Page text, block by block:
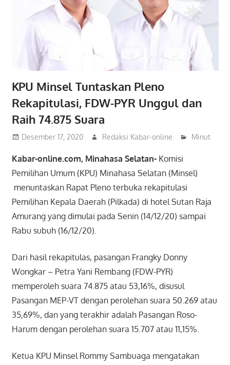
KPU Minsel Tuntaskan Pleno
Rekapitulasi, FDW-PYR Unggul dan
Raih 74.875 Suara
Desember 17, 2020 Redaksi Kabar-online Minut
Kabar-online.com, Minahasa Selatan-Komisi
Pemilihan Umum (KPU) Minahasa Selatan (Minsel)
menuntaskan Rapat Pleno terbuka rekapitulasi
Pemilihan Kepala Daerah (Pilkada) di hotel Sutan Raja
Amurang yang dimulai pada Senin (14/12/20) sampai
Rabu subuh (16/12/20).
Dari hasil rekapitulas, pasangan Frangky Donny
Wongkar – Petra Yani Rembang (FDW-PYR)
memperoleh suara 74.875 atau 53,16%, disusul
Pasangan MEP-VT dengan perolehan suara 50.269 atau
35,69%, dan yang terakhir adalah Pasangan Roso-
Harum dengan perolehan suara 15.707 atau 11,15%.
Ketua KPU Minsel Rommy Sambuaga mengatakan